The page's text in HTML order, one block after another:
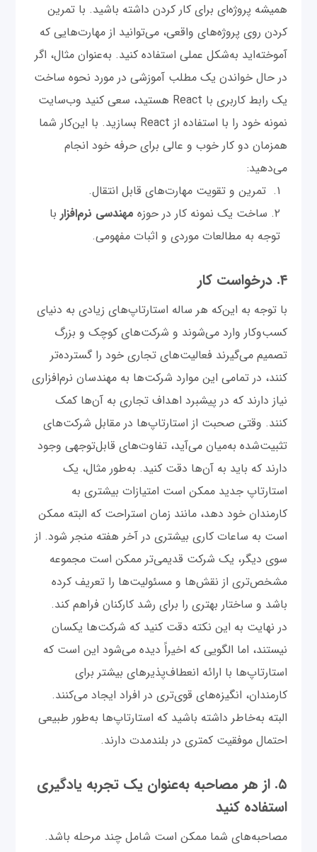
همیشه پروژه‌ای برای کار کردن داشته باشید. با تمرین
کردن روی پروژه‌های واقعی، می‌توانید از مهارت‌هایی که
آموخته‌اید به‌شکل عملی استفاده کنید. به‌عنوان مثال، اگر
در حال خواندن یک مطلب آموزشی در مورد نحوه ساخت
یک رابط کاربری با React هستید، سعی کنید وب‌سایت
نمونه خود را با استفاده از React بسازید. با این‌کار شما
همزمان دو کار خوب و عالی برای حرفه خود انجام
می‌دهید:
تمرین و تقویت مهارت‌های قابل انتقال.
ساخت یک نمونه‌ کار در حوزه مهندسی نرم‌افزار با
توجه به مطالعات موردی و اثبات مفهومی.
۴. درخواست کار
با توجه به این‌که هر ساله استارتاپ‌های زیادی به دنیای
کسب‌وکار وارد می‌شوند و شرکت‌های کوچک و بزرگ
تصمیم می‌گیرند فعالیت‌های تجاری خود را گسترده‌تر
کنند، در تمامی این موارد شرکت‌ها به مهندسان نرم‌افزاری
نیاز دارند که در پیشبرد اهداف تجاری به آن‌ها کمک
کنند. وقتی صحبت از استارتاپ‌ها در مقابل شرکت‌های
تثبیت‌شده به‌میان می‌آید، تفاوت‌های قابل‌توجهی وجود
دارند که باید به آن‌ها دقت کنید. به‌طور مثال، یک
استارتاپ جدید ممکن است امتیازات بیشتری به
کارمندان خود دهد، مانند زمان استراحت که البته ممکن
است به ساعات کاری بیشتری در آخر هفته منجر شود. از
سوی دیگر، یک شرکت قدیمی‌تر ممکن است مجموعه‌
مشخص‌تری از نقش‌ها و مسئولیت‌ها را تعریف کرده
باشد و ساختار بهتری را برای رشد کارکنان فراهم کند.
در نهایت به این نکته دقت کنید که شرکت‌ها یکسان
نیستند، اما الگویی که اخیراً دیده‌ می‌شود این است که
استارتاپ‌ها با ارائه انعطاف‌‌پذیرهای بیشتر برای
کارمندان، انگیزه‌های قوی‌تری در افراد ایجاد می‌کنند.
البته به‌خاطر داشته باشید که استارتاپ‌ها به‌طور طبیعی
احتمال موفقیت کمتری در بلندمدت دارند.
۵. از هر مصاحبه به‌عنوان یک تجربه یادگیری
استفاده کنید
مصاحبه‌های شما ممکن است شامل چند مرحله باشد.